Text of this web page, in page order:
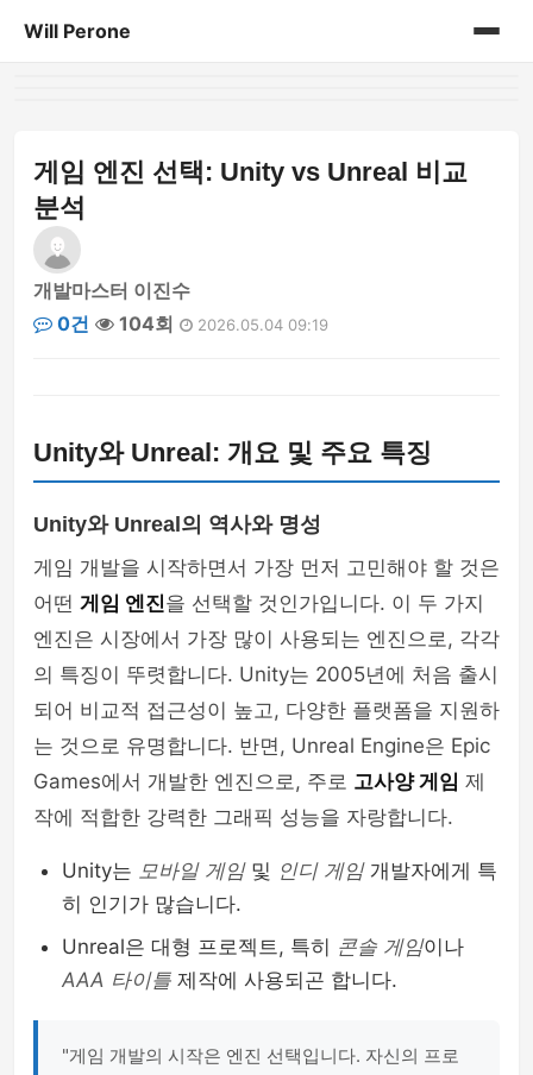
Will Perone
게임 엔진 선택: Unity vs Unreal 비교
분석
개발마스터 이진수
0건
104회 2026.05.04 09:19
Unity와 Unreal: 개요 및 주요 특징
Unity와 Unreal의 역사와 명성
게임 개발을 시작하면서 가장 먼저 고민해야 할 것은
어떤 게임 엔진을 선택할 것인가입니다. 이 두 가지
엔진은 시장에서 가장 많이 사용되는 엔진으로, 각각
의 특징이 뚜렷합니다. Unity는 2005년에 처음 출시
되어 비교적 접근성이 높고, 다양한 플랫폼을 지원하
는 것으로 유명합니다. 반면, Unreal Engine은 Epic
Games에서 개발한 엔진으로, 주로 고사양 게임 제
작에 적합한 강력한 그래픽 성능을 자랑합니다.
Unity는 모바일 게임및 인디 게임개발자에게 특
히 인기가 많습니다.
Unreal은 대형 프로젝트, 특히 콘솔 게임이나
AAA 타이틀 제작에 사용되곤 합니다.
"게임 개발의 시작은 엔진 선택입니다. 자신의 프로